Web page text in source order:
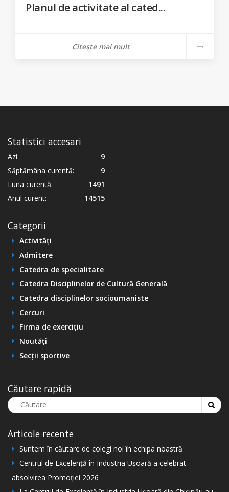
Planul de activitate al cated...
Citește mai mult
Statistici accesari
Azi:
9
Săptămâna curentă:
9
Luna curentă:
1491
Anul curent:
14515
Categorii
Activități
Admitere
Catedra de specialitate
Catedra Disciplinelor de Cultură Generală
Catedra disciplinelor socioumaniste
Cercuri
Firma de exercițiu
Noutăți
Secții sportive
Căutare rapidă
Articole recente
Suntem în căutare de colegi noi în echipa noastră
Centrul de Excelență în Industria Ușoară a celebrat
absolvirea Promoției 2026